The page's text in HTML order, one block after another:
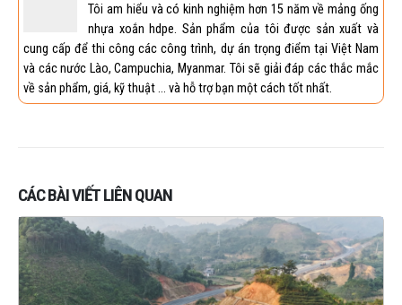
Tôi am hiểu và có kinh nghiệm hơn 15 năm về mảng ống
nhựa xoắn hdpe. Sản phẩm của tôi được sản xuất và
cung cấp để thi công các công trình, dự án trọng điểm tại Việt Nam
và các nước Lào, Campuchia, Myanmar. Tôi sẽ giải đáp các thắc mắc
về sản phẩm, giá, kỹ thuật ... và hỗ trợ bạn một cách tốt nhất.
CÁC BÀI VIẾT LIÊN QUAN